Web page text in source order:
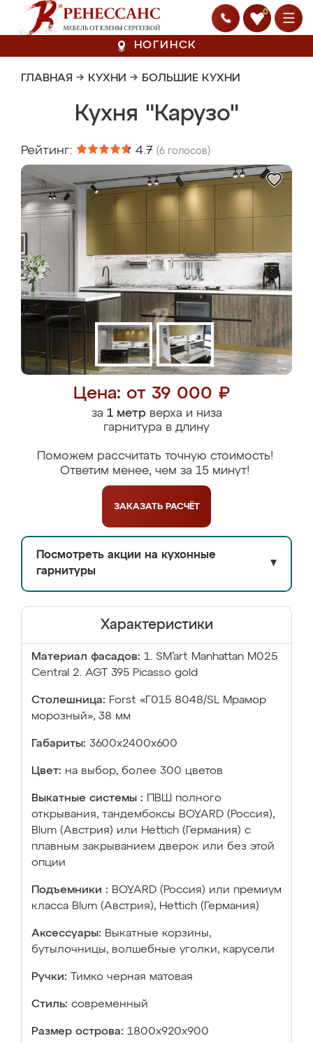
0
НОГИНСК
ГЛАВНАЯ → КУХНИ → БОЛЬШИЕ КУХНИ
Кухня "Карузо"
Рейтинг: 4.7 (6 голосов)
Цена: от 39 000 ₽
за 1 метрверха и низа
гарнитура в длину
Поможем рассчитать точную стоимость!
Ответим менее, чем за 15 минут!
ЗАКАЗАТЬ РАСЧЁТ
Посмотреть акции на кухонные
гарнитуры
▼
Характеристики
Материал фасадов: 1. SM’art Manhattan M025
Central 2. AGT 395 Picasso gold
Столешница: Forst «Г015 8048/SL Мрамор
морозный», 38 мм
Габариты: 3600х2400х600
Цвет: на выбор, более 300 цветов
Выкатные системы :
ПВШ полного
открывания, тандембоксы BOYARD (Россия),
Blum (Австрия) или Hettich (Германия) с
плавным закрыванием дверок или без этой
опции
Подъемники : BOYARD (Россия) или премиум
класса Blum (Австрия), Hettich (Германия)
Аксессуары: Выкатные корзины,
бутылочницы, волшебные уголки, карусели
Ручки: Тимко черная матовая
Стиль: современный
Размер острова: 1800х920х900